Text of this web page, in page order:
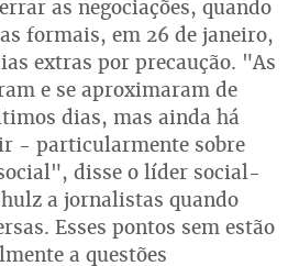
as negociações, quando
formais, em 26 de janeiro,
extras por precaução. "As
e se aproximaram de
dias, mas ainda há
- particularmente sobre
disse o líder social-
a jornalistas quando
Esses pontos sem estão
a questões